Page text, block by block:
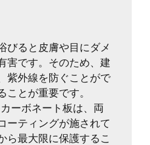
びると皮膚や目にダメ
害です。そのため、建
紫外線を防ぐことがで
ことが重要です。
ーボネート板は、両
ーティングが施されて
ら最大限に保護するこ